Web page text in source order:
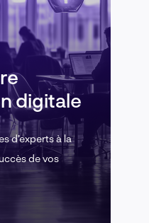
digitale
d’experts à la
de vos